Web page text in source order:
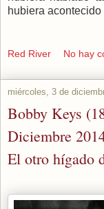
hubiera acontecido
Red River No hay
miércoles, 3 de
Bobby Keys
Diciembre
El otro hígado